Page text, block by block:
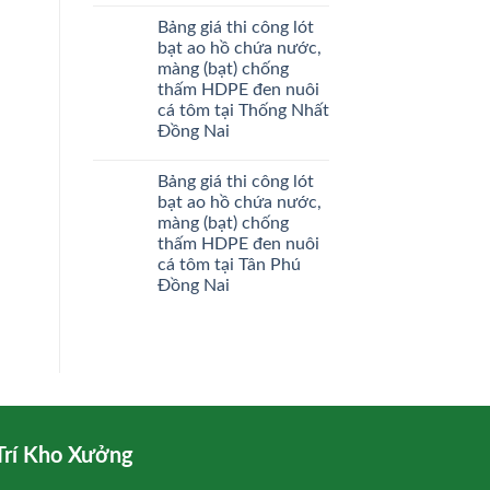
Bảng giá thi công lót
bạt ao hồ chứa nước,
màng (bạt) chống
thấm HDPE đen nuôi
cá tôm tại Thống Nhất
Đồng Nai
Bảng giá thi công lót
bạt ao hồ chứa nước,
màng (bạt) chống
thấm HDPE đen nuôi
cá tôm tại Tân Phú
Đồng Nai
Kho Xưởng